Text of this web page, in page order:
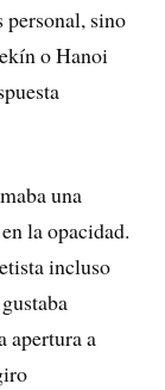
personal, sino
o Hanoi
una
la opacidad.
incluso
apertura a